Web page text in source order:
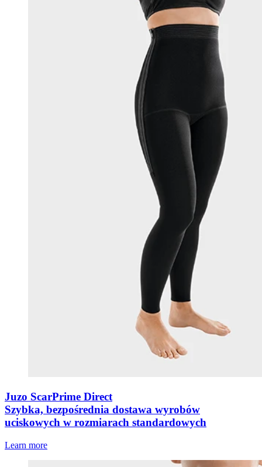
Juzo ScarPrime Direct
Szybka, bezpośrednia dostawa wyrobów
uciskowych w rozmiarach standardowych
Learn more